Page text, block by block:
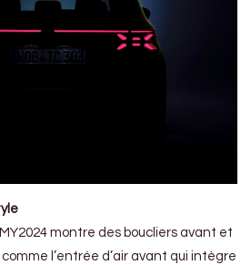
montre des boucliers avant et
l’entrée d’air avant qui intègre